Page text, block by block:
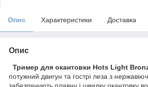
Опис Характеристики Доставка
Опис
Тример для окантовки Hots Light
потужний двигун та гострі леза з
забезпечують плавну і швидку окантовку